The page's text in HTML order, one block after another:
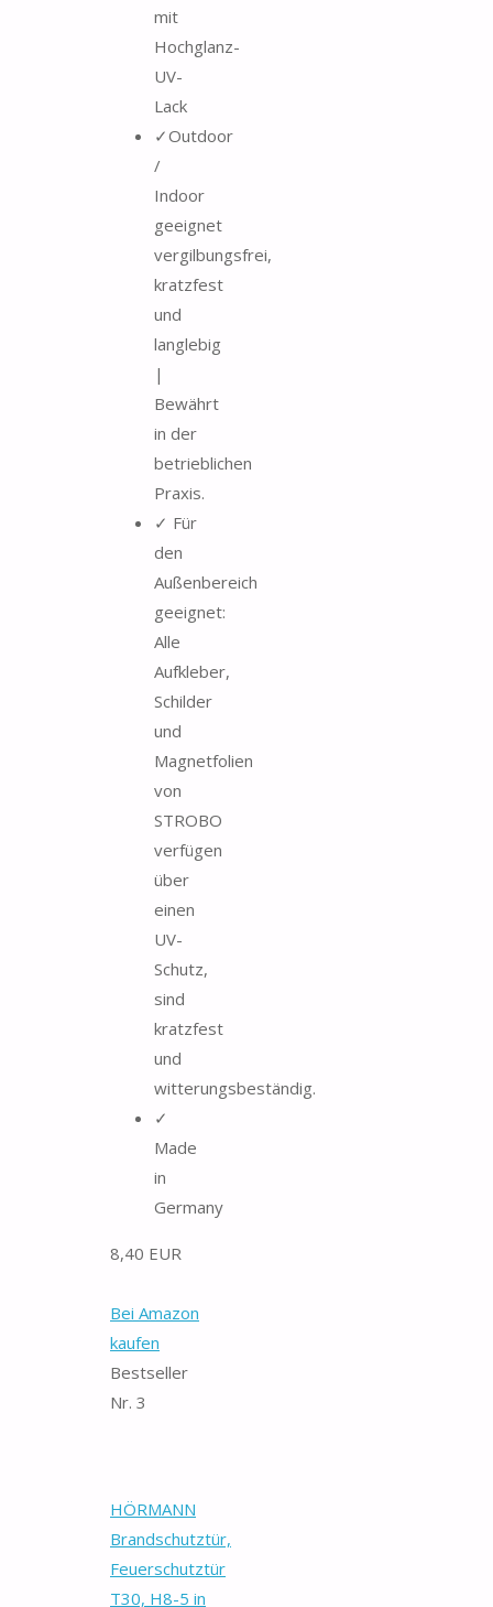
mit
Hochglanz-
UV-
Lack
✓Outdoor
/
Indoor
geeignet
vergilbungsfrei,
kratzfest
und
langlebig
|
Bewährt
in der
betrieblichen
Praxis.
✓ Für
den
Außenbereich
geeignet:
Alle
Aufkleber,
Schilder
und
Magnetfolien
von
STROBO
verfügen
über
einen
UV-
Schutz,
sind
kratzfest
und
witterungsbeständig.
✓
Made
in
Germany
8,40 EUR
Bei Amazon
kaufen
Bestseller
Nr. 3
HÖRMANN
Brandschutztür,
Feuerschutztür
T30, H8-5 in